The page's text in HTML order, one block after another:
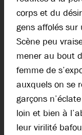
corps et du
gens affolés
Scène peu
mener au bout
femme de
auxquels on se
garçons
loin et bien à
leur virilité